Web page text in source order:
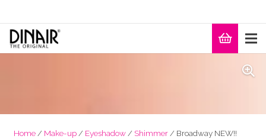
Home/ Make-up/ Eyeshadow/ Shimmer/ Broadway NEW!!